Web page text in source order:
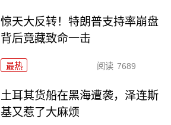
惊天大反转！特朗普支持率崩盘
背后竟藏致命一击
最热 阅读 7689
土耳其货船在黑海遭袭，泽连斯
基又惹了大麻烦